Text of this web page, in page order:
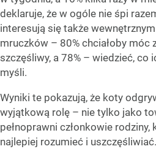
deklaruje, że w ogóle nie śpi
interesują się także
mruczków – 80% chciałoby móc
szczęśliwy, a 78% – wiedzieć, co
myśli.
Wyniki te pokazują, że koty
wyjątkową rolę – nie tylko jako
pełnoprawni członkowie
najlepiej rozumieć i uszczęśliwiać.